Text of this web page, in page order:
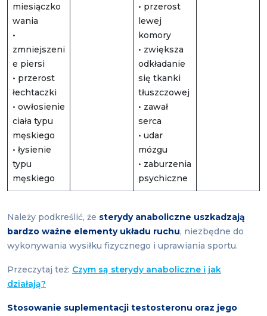
miesiączko
wania
•
zmniejszeni
e piersi
• przerost
łechtaczki
• owłosienie
ciała typu
męskiego
• łysienie
typu
męskiego
• przerost
lewej
komory
• zwiększa
odkładanie
się tkanki
tłuszczowej
• zawał
serca
• udar
mózgu
• zaburzenia
psychiczne
Należy podkreślić, że sterydy anaboliczne uszkadzają
bardzo ważne elementy układu ruchu, niezbędne do
wykonywania wysiłku fizycznego i uprawiania sportu.
Przeczytaj też: Czym są sterydy anaboliczne i jak
działają?
Stosowanie suplementacji testosteronu oraz jego